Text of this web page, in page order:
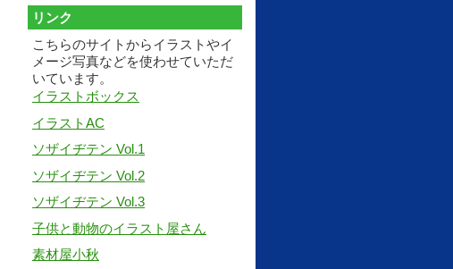
リンク
こちらのサイトからイラストやイ
メージ写真などを使わせていただ
いています。
イラストボックス
イラストAC
ソザイヂテン Vol.1
ソザイヂテン Vol.2
ソザイヂテン Vol.3
子供と動物のイラスト屋さん
素材屋小秋